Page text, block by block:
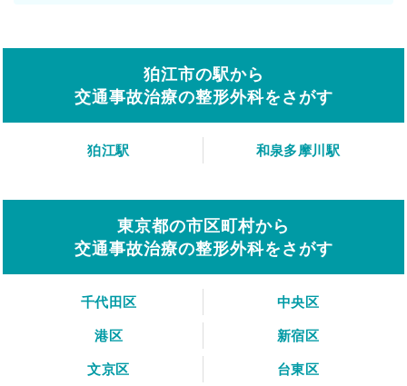
狛江市の駅から
交通事故治療の整形外科をさがす
狛江駅 和泉多摩川駅
東京都の市区町村から
交通事故治療の整形外科をさがす
千代田区
中央区
港区
新宿区
文京区
台東区